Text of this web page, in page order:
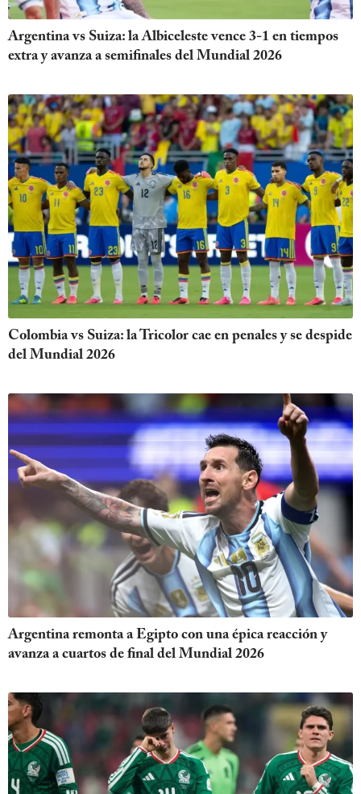
Argentina vs Suiza: la Albiceleste vence 3-1 en tiempos
extra y avanza a semifinales del Mundial 2026
Colombia vs Suiza: la Tricolor cae en penales y se despide
del Mundial 2026
Argentina remonta a Egipto con una épica reacción y
avanza a cuartos de final del Mundial 2026